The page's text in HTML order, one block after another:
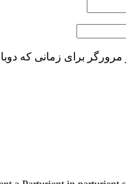
مرورگر برای زمانی که